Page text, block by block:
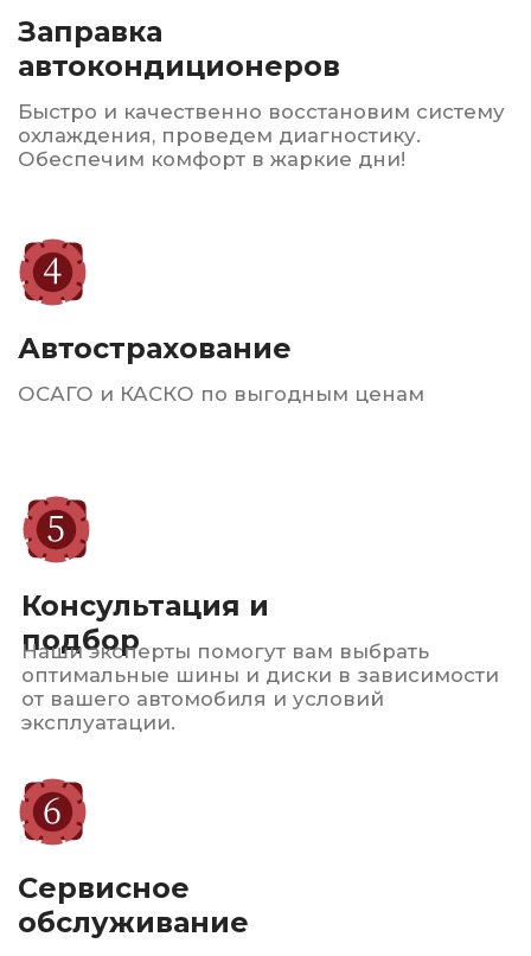
Гарантируем высокое качество
обслуживания, доступные цены
и индивидуальный подход
каждому клиенту. Мы
на дороге
клиентов.